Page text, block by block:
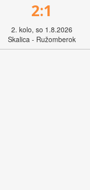
2:1
2. kolo, so 1.8.2026
Skalica - Ružomberok